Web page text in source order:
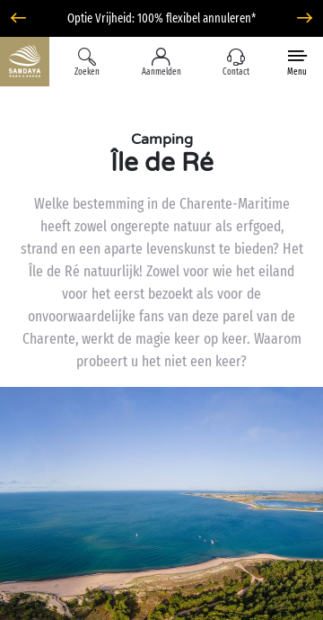
Optie Vrijheid: 100% flexibel annuleren*
Zoeken Aanmelden Contact Menu
Camping
Île de Ré
Welke bestemming in de Charente-Maritime
heeft zowel ongerepte natuur als erfgoed,
strand en een aparte levenskunst te bieden? Het
Île de Ré natuurlijk! Zowel voor wie het eiland
voor het eerst bezoekt als voor de
onvoorwaardelijke fans van deze parel van de
Charente, werkt de magie keer op keer. Waarom
probeert u het niet een keer?